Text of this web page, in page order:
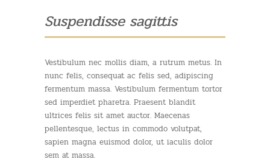
Suspendisse sagittis
Vestibulum nec mollis diam, a rutrum metus. In
nunc felis, consequat ac felis sed, adipiscing
fermentum massa. Vestibulum fermentum tortor
sed imperdiet pharetra. Praesent blandit
ultrices felis sit amet auctor. Maecenas
pellentesque, lectus in commodo volutpat,
sapien magna euismod dolor, ut iaculis dolor
sem at massa.